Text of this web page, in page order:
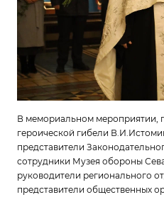
В мемориальном мероприятии,
героической гибели
представители
сотрудники Музея обороны
руководители регионального
представители общественных